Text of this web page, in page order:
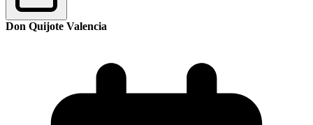
Don Quijote Valencia